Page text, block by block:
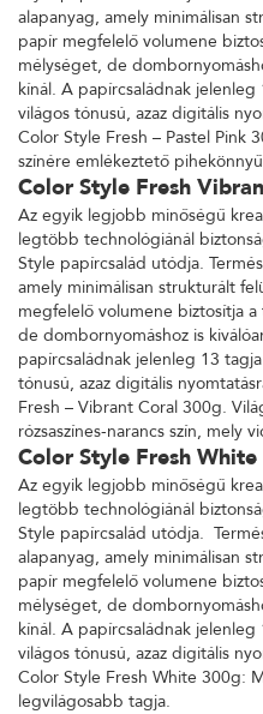
alapanyag, amely minimálisan
papír megfelelő volumene
mélységet, de
kínál. A papírcsaládnak
világos tónusú, azaz digitális
Color Style Fresh – Pastel Pink
színére emlékeztető
Color Style Fresh
Az egyik legjobb minőségű
legtöbb technológiánál
Style papírcsalád utódja.
amely minimálisan strukturált
megfelelő volumene biztosítja
de dombornyomáshoz is
papírcsaládnak jelenleg 13
tónusú, azaz digitális
Fresh – Vibrant Coral 300g.
rózsaszínes-narancs szín, mely
Color Style Fresh White
Az egyik legjobb minőségű
legtöbb technológiánál
Style papírcsalád utódja.
alapanyag, amely minimálisan
papír megfelelő volumene
mélységet, de
kínál. A papírcsaládnak
világos tónusú, azaz digitális
Color Style Fresh White 300g:
legvilágosabb tagja.